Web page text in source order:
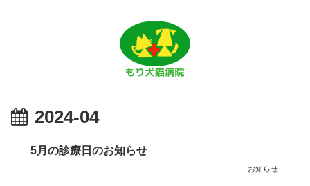
2024-04
5月の診療日のお知らせ
お知らせ